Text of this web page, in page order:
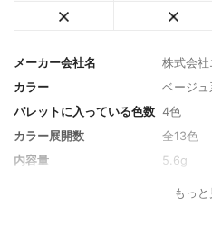
メーカー会社名
株式会
カラー
ベージ
パレットに入っている色数 4色
カラー展開数
全13色
内容量
5.6g
もっと